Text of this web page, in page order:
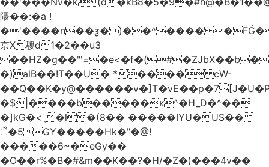
隈��:�a !
�'����n��ƺ� )��^����
京X䮫d1�2��u3
�)alB��!T��U� *���� cW-
�$|����b�����ԟ^�H_D�^��
�]kG�<ˎ�l�(8�� �����IYU�US��
ૈ�5 GY�����Hk�"�@!
�����6~�eGy��
�O��r%�B�#&m��K��?�H/�Z�)���4v��